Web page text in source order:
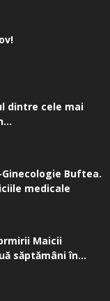
dintre cele mai
Buftea.
medicale
Maicii
săptămâni în...